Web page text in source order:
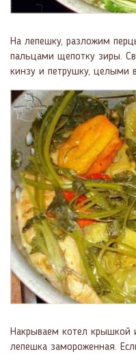
На лепешку, разложим
пальцами щепотку зиры.
кинзу и петрушку, целыми
Накрываем котел крышкой
лепешка замороженная.